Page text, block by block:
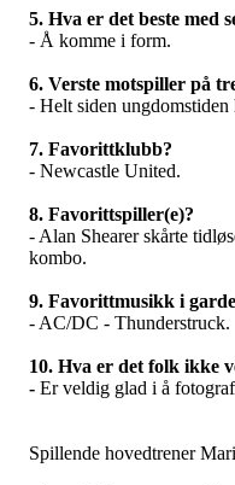
5. Hva er det beste med
- Å komme i form.
6. Verste motspiller på
- Helt siden
7. Favorittklubb?
- Newcastle United.
8. Favorittspiller(e)?
-Alan Shearer skårte
kombo.
9. Favorittmusikk i
-AC/DC - Thunderstruck.
10. Hva er det folk ikke
- Er veldig glad i å
Spillende hovedtrener